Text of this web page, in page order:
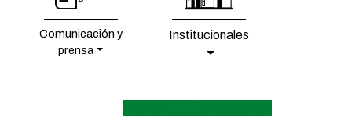
Comunicación y
prensa
Institucionales